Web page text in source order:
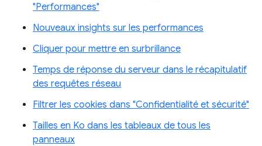
"Performances"
Nouveaux insights sur les performances
Cliquer pour mettre en surbrillance
Temps de réponse du serveur dans le récapitulatif
des requêtes réseau
Filtrer les cookies dans "Confidentialité et sécurité"
Tailles en Ko dans les tableaux de tous les
panneaux